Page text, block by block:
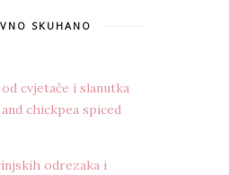
SKUHANO
cvjetače i slanutka
chickpea spiced
odrezaka i